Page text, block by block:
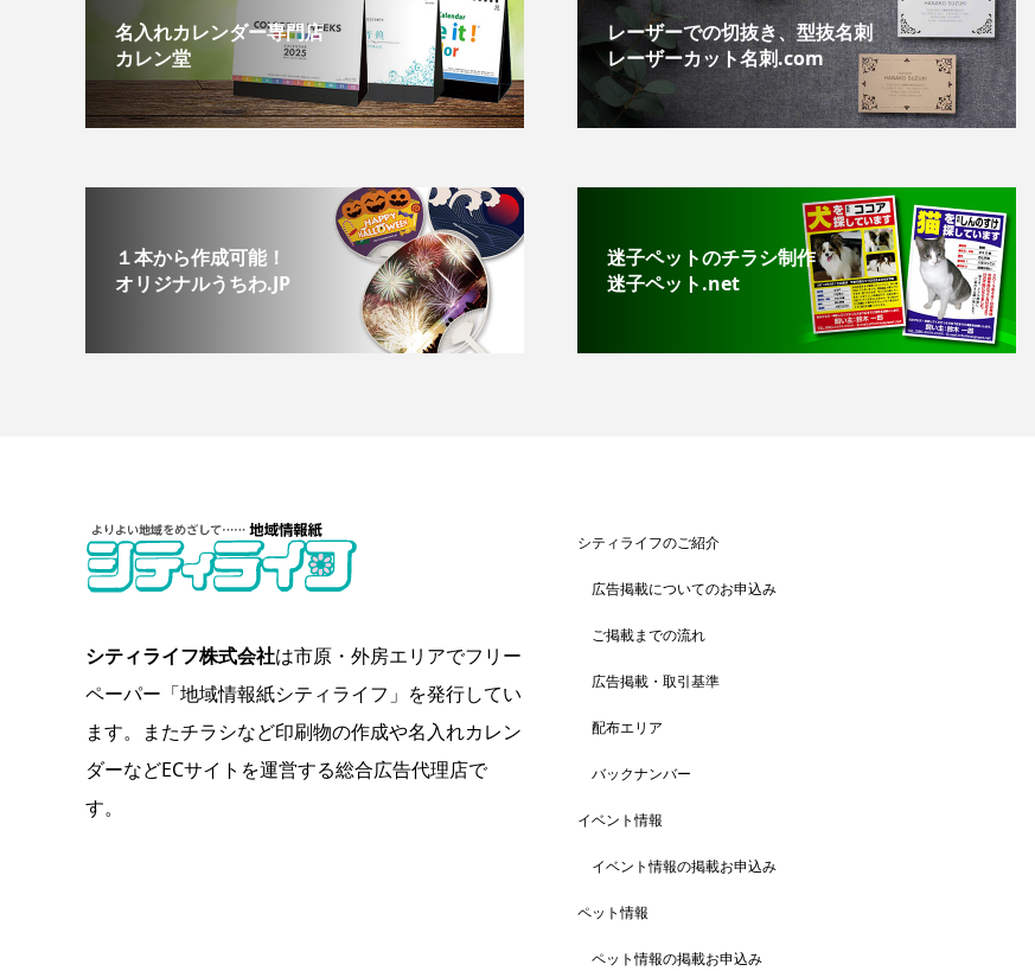
名入れカレンダー専門店
カレン堂
レーザーでの切抜き、型抜名刺
レーザーカット名刺.com
１本から作成可能！
オリジナルうちわ.JP
迷子ペットのチラシ制作
迷子ペット.net
シティライフ株式会社は市原・外房エリアでフリー
ペーパー「地域情報紙シティライフ」を発行してい
ます。またチラシなど印刷物の作成や名入れカレン
ダーなどECサイトを運営する総合広告代理店で
す。
シティライフのご紹介
広告掲載についてのお申込み
ご掲載までの流れ
広告掲載・取引基準
配布エリア
バックナンバー
イベント情報
イベント情報の掲載お申込み
ペット情報
ペット情報の掲載お申込み